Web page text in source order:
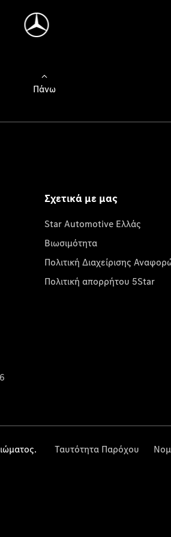
Πάνω
Σχετικά με μας
Star Automotive Ελλάς
Βιωσιμότητα
Πολιτική Διαχείρισης
Πολιτική απορρήτου 5Star
Ταυτότητα Παρόχου